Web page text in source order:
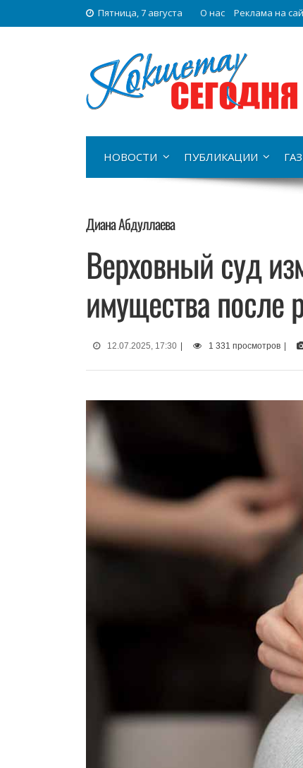
Пятница, 7 августа О нас Реклама на
НОВОСТИ ПУБЛИКАЦИИ
Диана Абдуллаева
Верховный суд
имущества после
12.07.2025, 17:30 | 1 331 просмотров |